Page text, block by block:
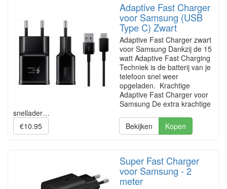
Adaptive Fast Charger
voor Samsung (USB
Type C) Zwart
Adaptive Fast Charger zwart
voor Samsung Dankzij de 15
watt Adaptive Fast Charging
Techniek is de batterij van je
telefoon snel weer
opgeladen. Krachtige
Adaptive Fast Charger voor
Samsung De extra krachtige
snellader…
€10.95
Bekijken Kopen
Super Fast Charger
voor Samsung - 2
meter